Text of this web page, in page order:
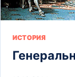
ИСТОРИЯ